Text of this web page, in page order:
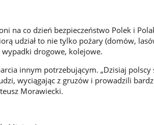
na co dzień bezpieczeństwo Polek i
udział to nie tylko pożary (domów,
drogowe, kolejowe.
innym potrzebującym. „Dzisiaj polscy
wyciągając z gruzów i prowadzili
Morawiecki.